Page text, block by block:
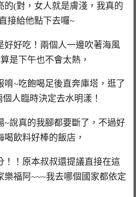
的(對，女人就是膚淺，我真的
接給他點下去囉~
好好吃！兩個人一邊吹著海風
是下午也不會太熱，
唷~吃飽喝足後直奔庫塔，逛了
人臨時決定去水明漾！
~說真的我腳都要斷了，不過好
喝飲料好棒的飯店，
！！原本叔叔還提議直接在這
樂福阿~~~我去哪個國家都依定